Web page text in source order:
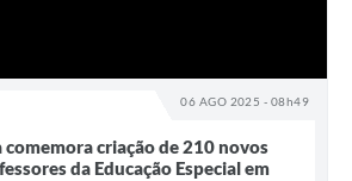
06 AGO 2025 - 08h49
comemora criação de 210 novos
da Educação Especial em